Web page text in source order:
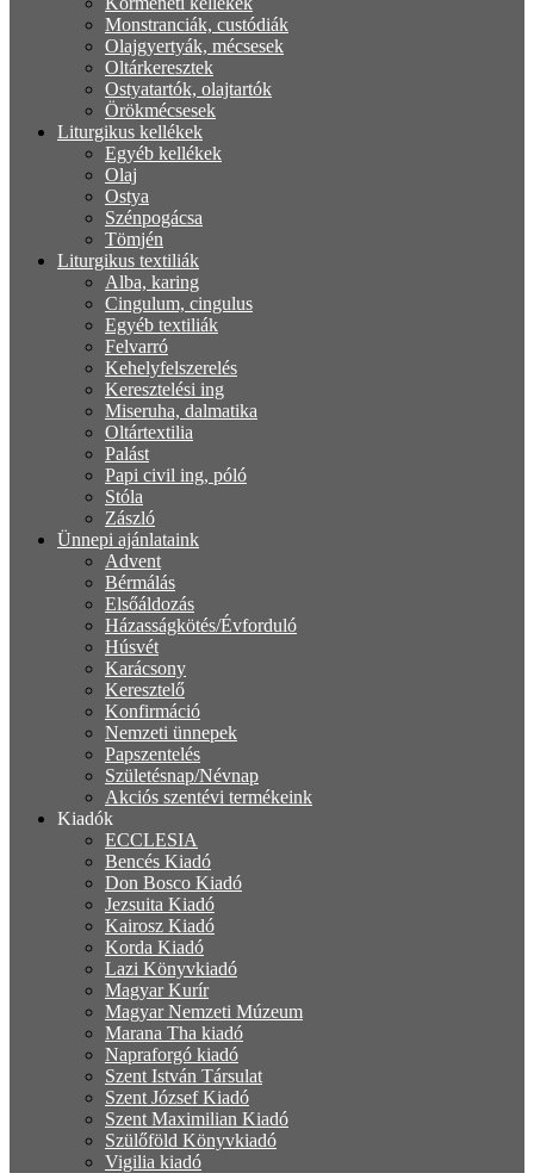
Monstranciák, custódiák
Olajgyertyák, mécsesek
Oltárkeresztek
Ostyatartók, olajtartók
Örökmécsesek
Liturgikus kellékek
Egyéb kellékek
Olaj
Ostya
Szénpogácsa
Tömjén
Liturgikus textiliák
Alba, karing
Cingulum, cingulus
Egyéb textiliák
Felvarró
Kehelyfelszerelés
Keresztelési ing
Miseruha, dalmatika
Oltártextilia
Palást
Papi civil ing, póló
Stóla
Zászló
Ünnepi ajánlataink
Advent
Bérmálás
Elsőáldozás
Házasságkötés/Évforduló
Húsvét
Karácsony
Keresztelő
Konfirmáció
Nemzeti ünnepek
Papszentelés
Születésnap/Névnap
Akciós szentévi termékeink
Kiadók
ECCLESIA
Bencés Kiadó
Don Bosco Kiadó
Jezsuita Kiadó
Kairosz Kiadó
Korda Kiadó
Lazi Könyvkiadó
Magyar Kurír
Magyar Nemzeti Múzeum
Marana Tha kiadó
Napraforgó kiadó
Szent István Társulat
Szent József Kiadó
Szent Maximilian Kiadó
Szülőföld Könyvkiadó
Vigilia kiadó